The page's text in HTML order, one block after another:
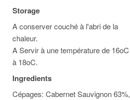
Storage
A conserver couché à l'abri de la
chaleur.
A Servir à une température de 16oC
à 18oC.
Ingredients
Cépages: Cabernet Sauvignon 63%,